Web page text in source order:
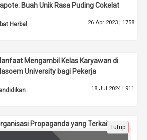
Buah Unik Rasa Puding Cokelat
Herbal 26 Apr 2023 | 1758
Mengambil Kelas Karyawan di
University bagi Pekerja
18 Jul 2024 | 911
Propaganda yang Terkait
Jargon: Tinjauan dari Perspektif
Tutup